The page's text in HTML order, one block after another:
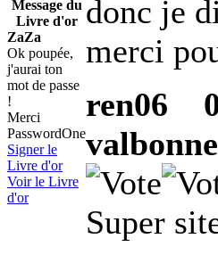
Message du
Livre d'or
ZaZa
Ok poupée,
j'aurai ton
mot de passe
!
Merci
PasswordOne
Signer le
Livre d'or
Voir le Livre
d'or
donc je
merci
ren06
valbonne
Super